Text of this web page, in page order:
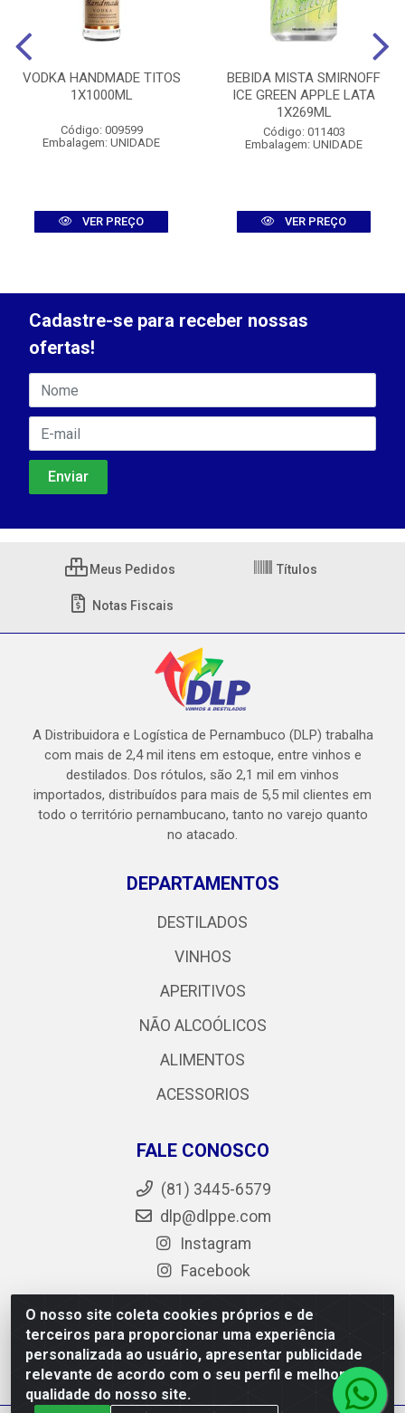
VODKA HANDMADE TITOS
1X1000ML
Código: 009599
Embalagem: UNIDADE
VER PREÇO
BEBIDA MISTA SMIRNOFF
ICE GREEN APPLE LATA
1X269ML
Código: 011403
Embalagem: UNIDADE
VER PREÇO
O nosso site coleta cookies próprios e de
terceiros para proporcionar uma experiência
personalizada ao usuário, apresentar publicidade
relevante de acordo com o seu perfil e melhorar a
qualidade do nosso site.
Cadastre-se para receber nossas
ofertas!
Meus Pedidos Títulos
Notas Fiscais
A Distribuidora e Logística de Pernambuco (DLP) trabalha
com mais de 2,4 mil itens em estoque, entre vinhos e
destilados. Dos rótulos, são 2,1 mil em vinhos
importados, distribuídos para mais de 5,5 mil clientes em
todo o território pernambucano, tanto no varejo quanto
no atacado.
DEPARTAMENTOS
DESTILADOS
VINHOS
APERITIVOS
NÃO ALCOÓLICOS
ALIMENTOS
ACESSORIOS
FALE CONOSCO
(81) 3445-6579
dlp@dlppe.com
Instagram
Facebook
DLP - AV. Engenheiro Abdias de Carvalho, 962 - Bongi -
PE - CEP 50.640-525 - CNPJ 05.429.222/0001-48